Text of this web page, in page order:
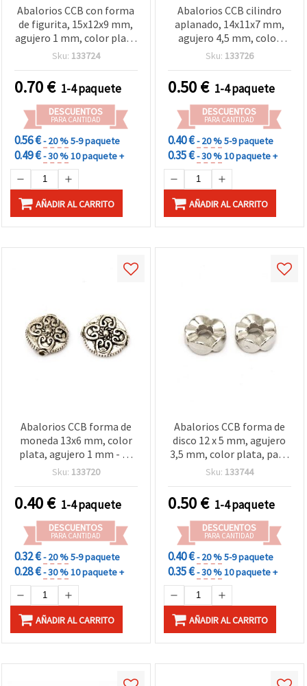
Abalorios CCB con forma
de figurita, 15x12x9 mm,
agujero 1 mm, color plata
- 10 uds.
Sku: 133724
0.70€ 1-4 paquete
DESCUENTOS
PARA CANTIDAD
0.56 €- 20 %5-9 paquete
0.49 €- 30 %10 paquete +
AÑADIR AL CARRITO
Abalorios CCB cilindro
aplanado, 14x11x7 mm,
agujero 4,5 mm, color
plata, 10 piezas
Sku: 133726
0.50€ 1-4 paquete
DESCUENTOS
PARA CANTIDAD
0.40 €- 20 %5-9 paquete
0.35 €- 30 %10 paquete +
AÑADIR AL CARRITO
Abalorios CCB forma de
moneda 13x6 mm, color
plata, agujero 1 mm - 20
piezas
Sku: 133720
0.40€ 1-4 paquete
DESCUENTOS
PARA CANTIDAD
0.32 €- 20 %5-9 paquete
0.28 €- 30 %10 paquete +
AÑADIR AL CARRITO
Abalorios CCB forma de
disco 12 x 5 mm, agujero
3,5 mm, color plata, pack
de 20 piezas
Sku: 133744
0.50€ 1-4 paquete
DESCUENTOS
PARA CANTIDAD
0.40 €- 20 %5-9 paquete
0.35 €- 30 %10 paquete +
AÑADIR AL CARRITO